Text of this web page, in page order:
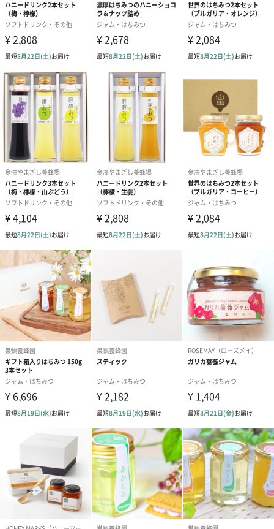
リをプラス。
特にあかしあ蜂蜜はクセがなく、洋食はもちろん、素材の味を活
かしたい和風料理にもピッタリ。
菩提樹蜂蜜
ハーブを連想させる香りと爽やかですっきりとした味わい。ヨー
ロッパやロシアでは「癒しのはちみつ」と呼ばれるほどリラック
ス効果が期待できるはちみつ。
さわやかな香りが特徴の菩提樹のはちみつ。菩提樹は日本に分布
するものは「シナノキ」と呼ばれ、初夏に淡黄色の小さな花をつ
けます。
さわやかな香りが特徴で、ヨーグルトはもちろんのこと、アイス
ティーやバニラアイスなど冷たいデザートにおすすめです。 ドレ
ッシングの隠し味やクリームチーズにもどうぞ。
日本では希少な純粋な菩提樹はちみつ
菩提樹はちみつは、ヨーロッパや北海道で人気があり、ドイツで
ははちみつの最高峰とされています。
しかし日本では土地の有効活用として菩提樹の近くに蕎麦が栽培
されていることが多く、開花時期が重なるためにしばしば２つの
蜜が混ざってしまいます。
蕎麦はとてもクセの強いはちみつなのでほんの少しでも混ざると
味が変わってしまうため、純粋な菩提樹はちみつはとても希少な
ものとなっています。
今回お届けするのはその希少な純粋・菩提樹はちみつです。